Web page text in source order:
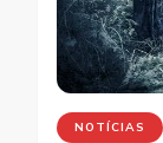
NOTÍCIAS